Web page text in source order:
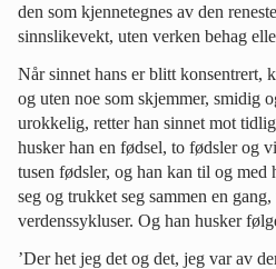
den som kjennetegnes av den
sinnslikevekt, uten verken behag
Når sinnet hans er blitt konsentrert,
og uten noe som skjemmer, smidig
urokkelig, retter han sinnet mot
husker han en fødsel, to fødsler og
tusen fødsler, og han kan til og med
seg og trukket seg sammen en
verdenssykluser. Og han husker
’Der het jeg det og det, jeg var av